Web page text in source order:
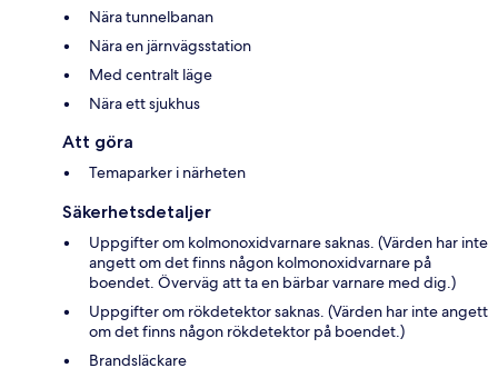
Nära tunnelbanan
Nära en järnvägsstation
Med centralt läge
Nära ett sjukhus
Att göra
Temaparker i närheten
Säkerhetsdetaljer
Uppgifter om kolmonoxidvarnare saknas. (Värden har inte
angett om det finns någon kolmonoxidvarnare på
boendet. Överväg att ta en bärbar varnare med dig.)
Uppgifter om rökdetektor saknas. (Värden har inte angett
om det finns någon rökdetektor på boendet.)
Brandsläckare